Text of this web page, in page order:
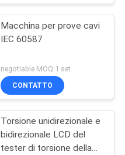
Macchina per prove cavi
IEC 60587
negotiable MOQ:1 set
CONTATTO
Torsione unidirezionale e
bidirezionale LCD del
tester di torsione della